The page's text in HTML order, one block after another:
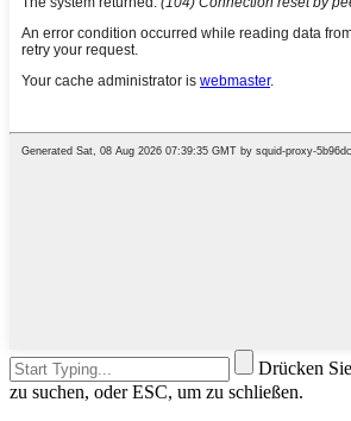
Drücken
zu suchen, oder ESC, um zu schließen.